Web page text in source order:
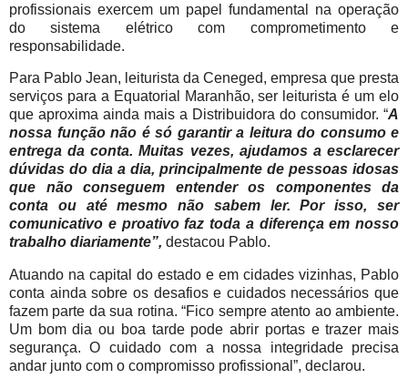
profissionais exercem um papel fundamental na operação
do sistema elétrico com comprometimento e
responsabilidade.
Para Pablo Jean, leiturista da Ceneged, empresa que presta
serviços para a Equatorial Maranhão, ser leiturista é um elo
que aproxima ainda mais a Distribuidora do consumidor. “A
nossa função não é só garantir a leitura do consumo e
entrega da conta. Muitas vezes, ajudamos a esclarecer
dúvidas do dia a dia, principalmente de pessoas idosas
que não conseguem entender os componentes da
conta ou até mesmo não sabem ler. Por isso, ser
comunicativo e proativo faz toda a diferença em nosso
trabalho diariamente”, destacou Pablo.
Atuando na capital do estado e em cidades vizinhas, Pablo
conta ainda sobre os desafios e cuidados necessários que
fazem parte da sua rotina. “Fico sempre atento ao ambiente.
Um bom dia ou boa tarde pode abrir portas e trazer mais
segurança. O cuidado com a nossa integridade precisa
andar junto com o compromisso profissional”, declarou.